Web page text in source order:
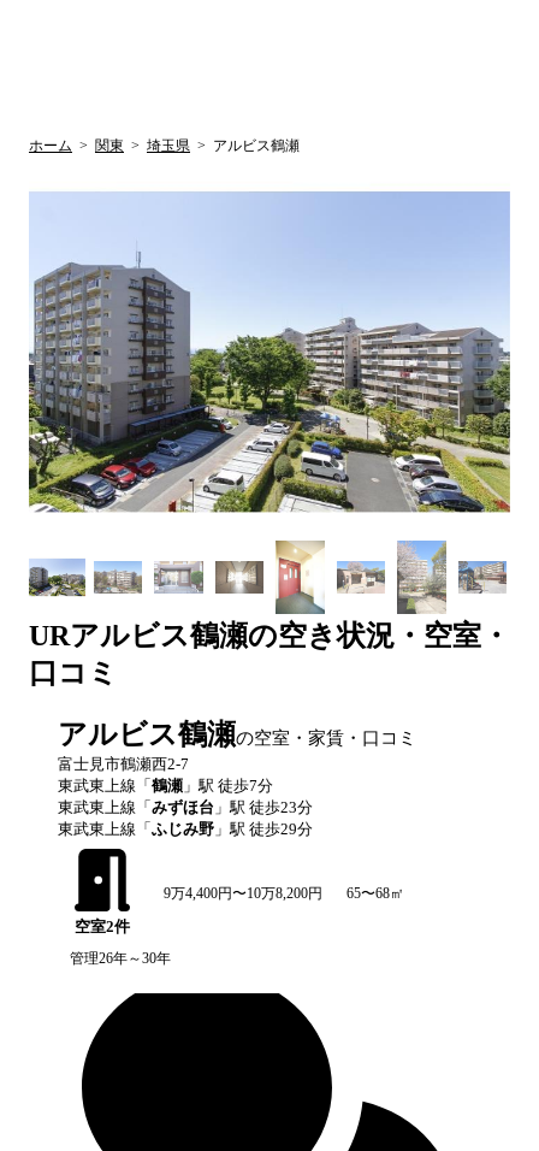
ホーム > 関東 > 埼玉県 > アルビス鶴瀬
URアルビス鶴瀬の空き状況・空室・
口コミ
アルビス鶴瀬の空室・家賃・口コミ
富士見市鶴瀬西2-7
東武東上線 「 鶴瀬 」駅 徒歩7分
東武東上線 「 みずほ台 」駅 徒歩23分
東武東上線 「 ふじみ野 」駅 徒歩29分
空室2件
9万4,400円〜10万8,200円 65〜68㎡
管理26年～30年